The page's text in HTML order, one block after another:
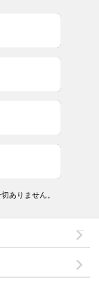
ありません。